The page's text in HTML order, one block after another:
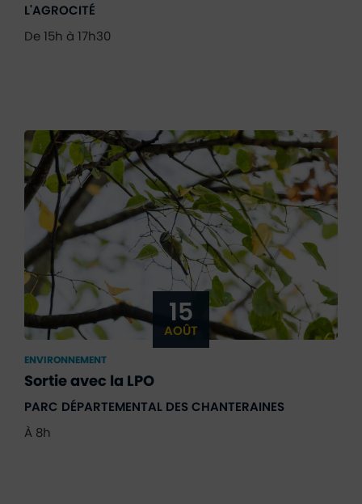
L'AGROCITÉ
De 15h à 17h30
15
AOÛT
ENVIRONNEMENT
Sortie avec la LPO
PARC DÉPARTEMENTAL DES CHANTERAINES
À 8h